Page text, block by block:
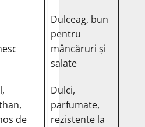
Dulceag, bun
pentru
mâncăruri și
salate
de
Dulci,
parfumate,
rezistente la